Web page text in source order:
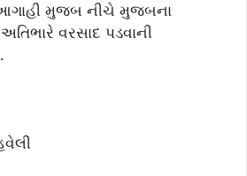
આગાહી મુજબ નીચે મુજબના
વરસાદ પડવાની